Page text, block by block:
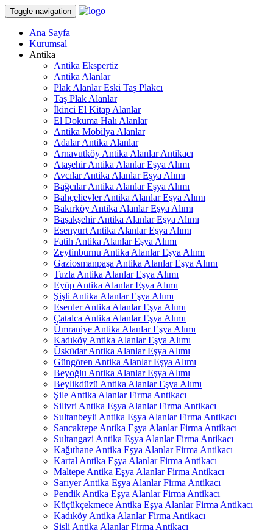
Toggle navigation
Ana Sayfa
Kurumsal
Antika
Antika Ekspertiz
Antika Alanlar
Plak Alanlar Eski Taş Plakcı
Taş Plak Alanlar
İkinci El Kitap Alanlar
El Dokuma Halı Alanlar
Antika Mobilya Alanlar
Adalar Antika Alanlar
Arnavutköy Antika Alanlar Antikacı
Ataşehir Antika Alanlar Eşya Alımı
Avcılar Antika Alanlar Eşya Alımı
Bağcılar Antika Alanlar Eşya Alımı
Bahçelievler Antika Alanlar Eşya Alımı
Bakırköy Antika Alanlar Eşya Alımı
Başakşehir Antika Alanlar Eşya Alımı
Esenyurt Antika Alanlar Eşya Alımı
Fatih Antika Alanlar Eşya Alımı
Zeytinburnu Antika Alanlar Eşya Alımı
Gaziosmanpaşa Antika Alanlar Eşya Alımı
Tuzla Antika Alanlar Eşya Alımı
Eyüp Antika Alanlar Eşya Alımı
Şişli Antika Alanlar Eşya Alımı
Esenler Antika Alanlar Eşya Alımı
Çatalca Antika Alanlar Eşya Alımı
Ümraniye Antika Alanlar Eşya Alımı
Kadıköy Antika Alanlar Eşya Alımı
Üsküdar Antika Alanlar Eşya Alımı
Güngören Antika Alanlar Eşya Alımı
Beyoğlu Antika Alanlar Eşya Alımı
Beylikdüzü Antika Alanlar Eşya Alımı
Şile Antika Alanlar Firma Antikacı
Silivri Antika Eşya Alanlar Firma Antikacı
Sultanbeyli Antika Eşya Alanlar Firma Antikacı
Sancaktepe Antika Eşya Alanlar Firma Antikacı
Sultangazi Antika Eşya Alanlar Firma Antikacı
Kağıthane Antika Eşya Alanlar Firma Antikacı
Kartal Antika Eşya Alanlar Firma Antikacı
Maltepe Antika Eşya Alanlar Firma Antikacı
Sarıyer Antika Eşya Alanlar Firma Antikacı
Pendik Antika Eşya Alanlar Firma Antikacı
Küçükçekmece Antika Eşya Alanlar Firma Antikacı
Kadıköy Antika Alanlar Firma Antikacı
Şişli Antika Alanlar Firma Antikacı